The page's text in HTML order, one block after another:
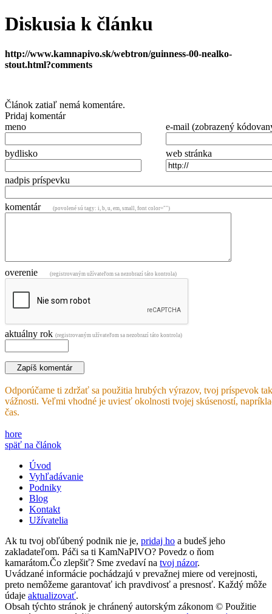
Diskusia k článku
http://www.kamnapivo.sk/webtron/guinness-00-nealko-
stout.html?comments
Článok zatiaľ nemá komentáre.
Pridaj komentár
meno
bydlisko
e-mail (zobrazený
web stránka
nadpis príspevku
komentár (povolené sú tagy: i, b, u, em, small, font color="")
overenie (registrovaným užívateľom sa nezobrazí táto kontrola)
aktuálny rok (registrovaným užívateľom sa nezobrazí táto kontrola)
Odporúčame ti zdržať sa použitia hrubých výrazov, tvoj príspevok
vážnosti. Veľmi vhodné je uviesť okolnosti tvojej skúseností,
čas.
hore
späť na článok
Úvod
Vyhľadávanie
Podniky
Blog
Kontakt
Užívatelia
Ak tu tvoj obľúbený podnik nie je, pridaj ho a budeš jeho
zakladateľom. Páči sa ti KamNaPIVO? Povedz o ňom
kamarátom.Čo zlepšiť? Sme zvedaví na tvoj názor.
Uvádzané informácie pochádzajú v prevažnej miere od verejnosti,
preto nemôžeme garantovať ich pravdivosť a presnosť. Každý môže
údaje aktualizovať.
Obsah týchto stránok je chránený autorským zákonom © Použitie